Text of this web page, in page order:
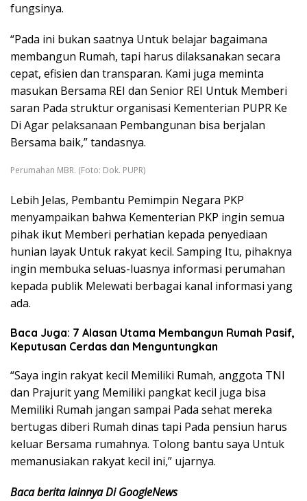
fungsinya.
“Pada ini bukan saatnya Untuk belajar bagaimana
membangun Rumah, tapi harus dilaksanakan secara
cepat, efisien dan transparan. Kami juga meminta
masukan Bersama REI dan Senior REI Untuk Memberi
saran Pada struktur organisasi Kementerian PUPR Ke
Di Agar pelaksanaan Pembangunan bisa berjalan
Bersama baik,” tandasnya.
Perumahan MBR. (Foto: Dok. PUPR)
Lebih Jelas, Pembantu Pemimpin Negara PKP
menyampaikan bahwa Kementerian PKP ingin semua
pihak ikut Memberi perhatian kepada penyediaan
hunian layak Untuk rakyat kecil. Samping Itu, pihaknya
ingin membuka seluas-luasnya informasi perumahan
kepada publik Melewati berbagai kanal informasi yang
ada.
Baca Juga: 7 Alasan Utama Membangun Rumah Pasif,
Keputusan Cerdas dan Menguntungkan
“Saya ingin rakyat kecil Memiliki Rumah, anggota TNI
dan Prajurit yang Memiliki pangkat kecil juga bisa
Memiliki Rumah jangan sampai Pada sehat mereka
bertugas diberi Rumah dinas tapi Pada pensiun harus
keluar Bersama rumahnya. Tolong bantu saya Untuk
memanusiakan rakyat kecil ini,” ujarnya.
Baca berita lainnya Di GoogleNews